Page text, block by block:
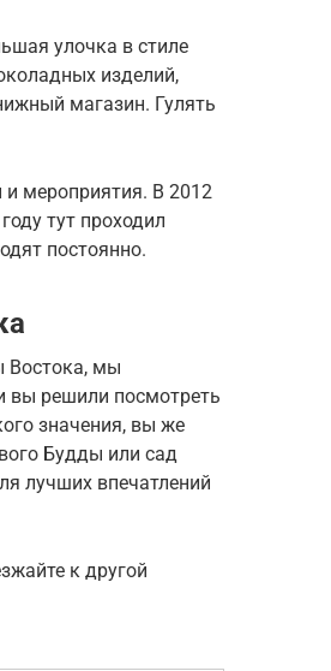
улочка в стиле
изделий,
магазин. Гулять
мероприятия. В 2012
тут проходил
постоянно.
Востока, мы
вы решили посмотреть
значения, вы же
Будды или сад
лучших впечатлений
к другой